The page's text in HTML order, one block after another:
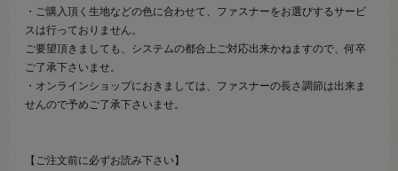
・ご購入頂く生地などの色に合わせて、ファスナーをお選びするサービ
スは行っておりません。
ご要望頂きましても、システムの都合上ご対応出来かねますので、何卒
ご了承下さいませ。
・オンラインショップにおきましては、ファスナーの長さ調節は出来ま
せんので予めご了承下さいませ。
【ご注文前に必ずお読み下さい】